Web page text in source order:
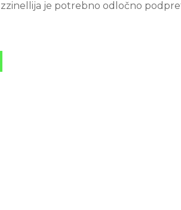
je potrebno odločno